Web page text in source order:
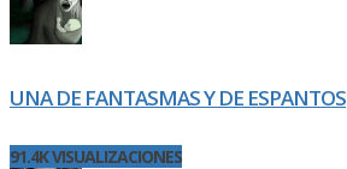
UNA DE FANTASMAS Y DE ESPANTOS
91.4K VISUALIZACIONES